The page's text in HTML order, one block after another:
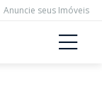
Anuncie seus Imóveis